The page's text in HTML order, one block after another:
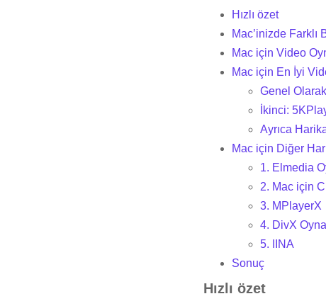
Hızlı özet
Mac’inizde Farklı
Mac için Video
Mac için En İyi
Genel
İkinci:
Ayrıca
Mac için Diğer
1. Elmedia
2. Mac için
3. MPlayerX
4. DivX
5. IINA
Sonuç
Hızlı özet